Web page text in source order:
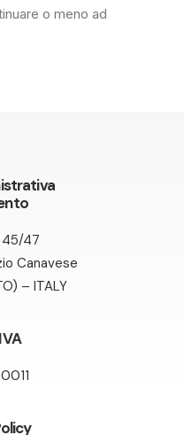
o meno ad
45/47
Canavese
– ITALY